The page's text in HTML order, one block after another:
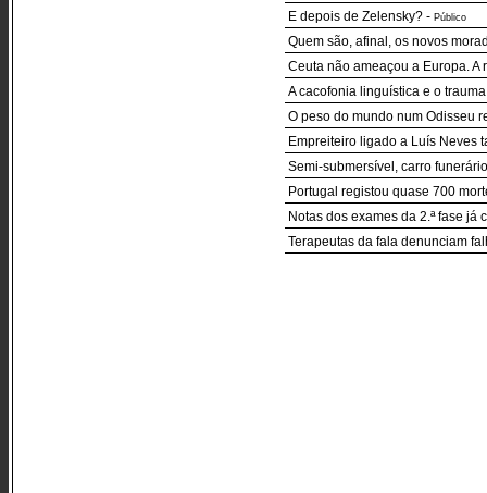
E depois de Zelensky? - Público
Quem são, afinal, os novos
Ceuta não ameaçou a Europa. A
A cacofonia linguística e o
O peso do mundo num Odisseu
Empreiteiro ligado a Luís Neves
Semi-submersível, carro
Portugal registou quase 700
Notas dos exames da 2.ª fase
Terapeutas da fala denunciam